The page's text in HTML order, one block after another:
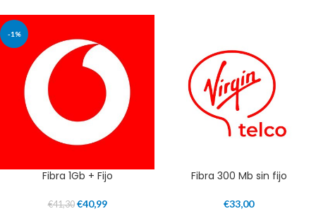
-1%
Fibra 1Gb + Fijo
€41,30 €40,99
Fibra 300 Mb sin fijo
€33,00